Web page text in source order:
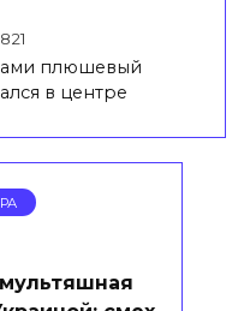
821
плюшевый
в центре